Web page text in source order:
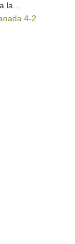
la…
4-2